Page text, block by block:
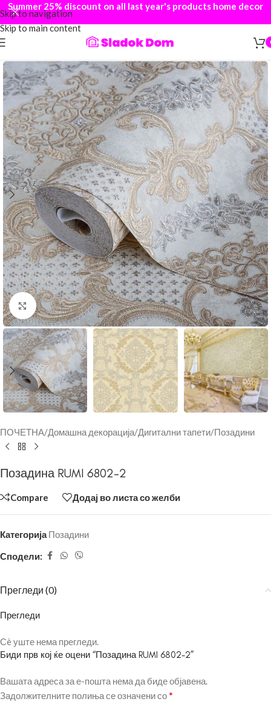
Skip to navigation
Skip to main content
Summer 25% discount on all last year's products home decor
Click to enlarge
ПОЧЕТНА/Домашна декорација/Дигитални тапети/Позадини
Позадина RUMI 6802-2
Compare Додај во листа со желби
Категорија Позадини
Сподели:
Прегледи (0)
Прегледи
Сè уште нема прегледи.
Биди прв кој ќе оцени “Позадина RUMI 6802-2”
Вашата адреса за е-пошта нема да биде објавена.
Задолжителните полиња се означени со*